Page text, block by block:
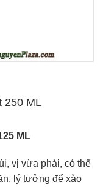
250 ML
ML
vị vừa phải, có thể
lý tưởng để xào